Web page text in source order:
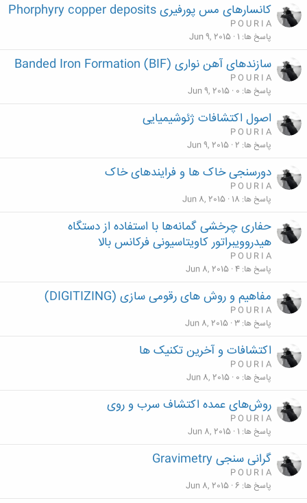
کانسارهاى مس پورفیرى Phorphyry copper deposits
P O U R I A
پاسخ ها 1
Jun 9, 2015
سازندهاى آهن نوارى (Banded Iron Formation (BIF
P O U R I A
پاسخ ها 0
Jun 9, 2015
اصول اکتشافات ژئوشیمیایی
P O U R I A
پاسخ ها 2
Jun 9, 2015
دورسنجی خاک ها و فرایندهای خاک
P O U R I A
پاسخ ها 18
Jun 8, 2015
حفاری چرخشی گمانه‌ها با استفاده از دستگاه
هیدروویبراتور کاویتاسیونی فرکانس بالا
P O U R I A
پاسخ ها 4
Jun 8, 2015
مفاهیم و روش های رقومی سازی (DIGITIZING)
P O U R I A
پاسخ ها 3
Jun 8, 2015
اکتشافات و آخرین تکنیک ها
P O U R I A
پاسخ ها 0
Jun 8, 2015
روش‌های عمده اکتشاف سرب و روی
P O U R I A
پاسخ ها 1
Jun 8, 2015
گرانی سنجی Gravimetry
P O U R I A
پاسخ ها 6
Jun 8, 2015